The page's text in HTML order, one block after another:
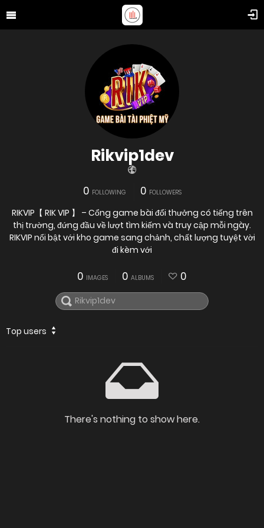
Rikvip1dev
0 FOLLOWING 0 FOLLOWERS
RIKVIP【 RIK VIP 】 – Cổng game bài đổi thưởng có tiếng trên
thị trường, đứng đầu về lượt tìm kiếm và truy cập mỗi ngày.
RIKVIP nổi bật với kho game sang chảnh, chất lượng tuyệt vời
đi kèm với
0 IMAGES 0 ALBUMS 0
Top users
There's nothing to show here.